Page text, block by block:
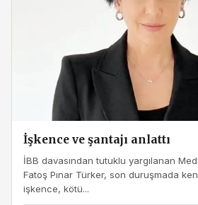
İşkence ve şantajı anlattı
İBB davasından tutuklu yargılanan
Fatoş Pınar Türker, son duruşmada
işkence, kötü...